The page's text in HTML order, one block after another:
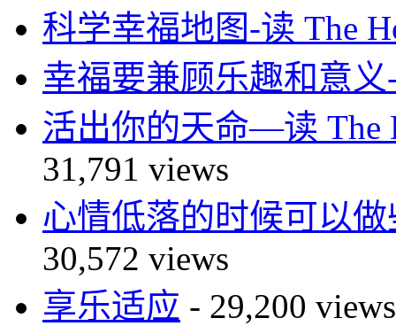
科学幸福地图-读 The
幸福要兼顾乐趣和意义
活出你的天命—读 The
31,791 views
心情低落的时候可以
30,572 views
享乐适应 - 29,200 views